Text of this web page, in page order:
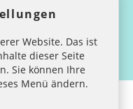
Website. Das ist
dieser Seite
Sie können Ihre
Menü ändern.